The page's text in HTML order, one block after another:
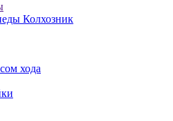
Колхозник
хода